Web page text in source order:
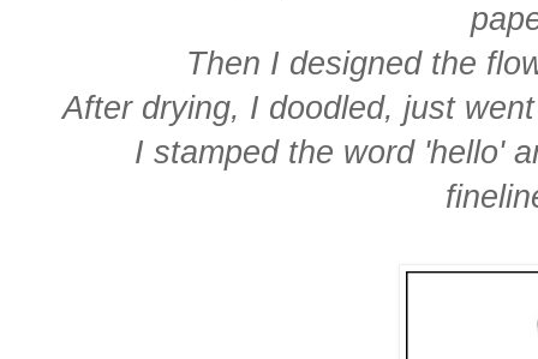
Then I designed the
After drying, I doodled, just
I stamped the word 'hello'